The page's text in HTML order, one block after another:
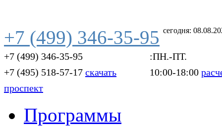
сегодня:
+7 (499) 346-35-95
+7 (499) 346-35-95
+7 (495) 518-57-17 скачать
проспект
:ПН.-ПТ.
10:00-18:00
Программы